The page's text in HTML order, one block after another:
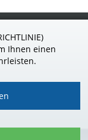
Vertrag widerrufen
Ihnen einen